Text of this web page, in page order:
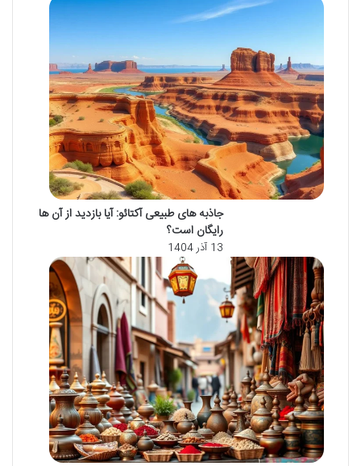
جاذبه های طبیعی آکتائو: آیا بازدید از آن ها
رایگان است؟
13 آذر 1404